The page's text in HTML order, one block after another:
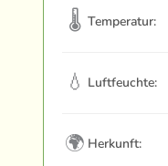
🌡 Temperatur:
💧 Luftfeuchte:
🌍 Herkunft: